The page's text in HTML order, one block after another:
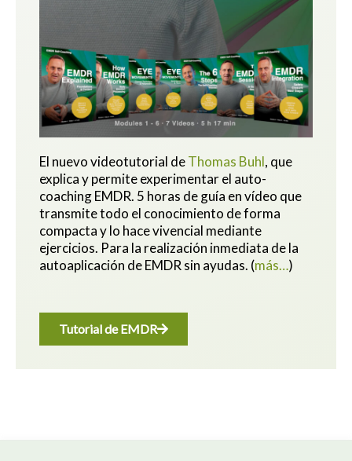
El nuevo videotutorial deThomas Buhl, que
explica y permite experimentar el auto-
coaching EMDR. 5 horas de guía en vídeo que
transmite todo el conocimiento de forma
compacta y lo hace vivencial mediante
ejercicios. Para la realización inmediata de la
autoaplicación de EMDR sin ayudas. (más…)
Tutorial de EMDR